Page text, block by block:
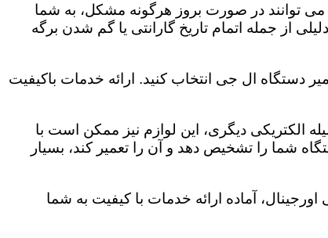
توانند در صورت بروز هرگونه مشکل، به شما
از جمله اتمام تاریخ گارانتی یا گم شدن برگه
دستگاه ال جی انتخاب کنید. ارائه خدمات باکیفیت
الکتریکی دیگری، این لوازم نیز ممکن است با
شما را تشخیص دهد و آن را تعمیر کند، بسیار
آماده ارائه خدمات با کیفیت به شما